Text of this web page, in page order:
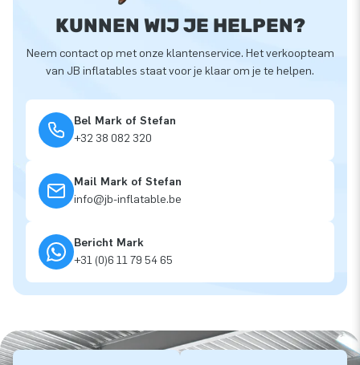
KUNNEN WIJ JE HELPEN?
Neem contact op met onze klantenservice. Het verkoopteam
van JB inflatables staat voor je klaar om je te helpen.
Bel Mark of Stefan
+32 38 082 320
Mail Mark of Stefan
info@jb-inflatable.be
Bericht Mark
+31 (0)6 11 79 54 65